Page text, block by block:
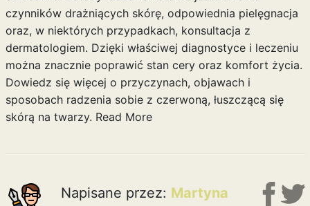
czynników drażniących skórę, odpowiednia pielęgnacja
oraz, w niektórych przypadkach, konsultacja z
dermatologiem. Dzięki właściwej diagnostyce i leczeniu
można znacznie poprawić stan cery oraz komfort życia.
Dowiedz się więcej o przyczynach, objawach i
sposobach radzenia sobie z czerwoną, łuszczącą się
skórą na twarzy. Read More
Napisane przez: Martyna